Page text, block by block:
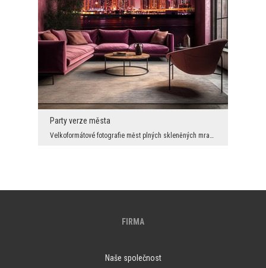
Party verze města
Velkoformátové fotografie měst plných skleněných mrakodrapů jsou jednou z nejoblíbenějších grafic...
FIRMA
Naše společnost